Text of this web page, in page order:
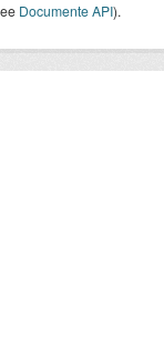
Documente API).